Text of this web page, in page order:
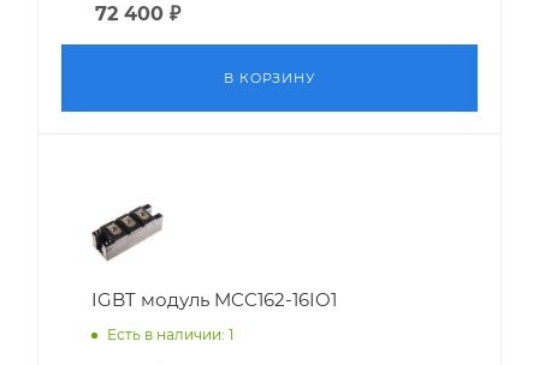
72 400 ₽
В КОРЗИНУ
IGBT модуль MCC162-16IO1
Есть в наличии: 1